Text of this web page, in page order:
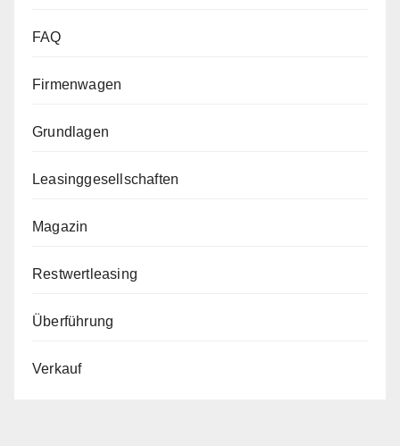
FAQ
Firmenwagen
Grundlagen
Leasinggesellschaften
Magazin
Restwertleasing
Überführung
Verkauf